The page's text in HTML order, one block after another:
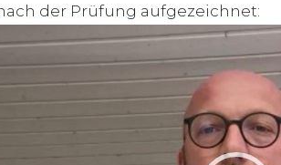
der Prüfung aufgezeichnet: